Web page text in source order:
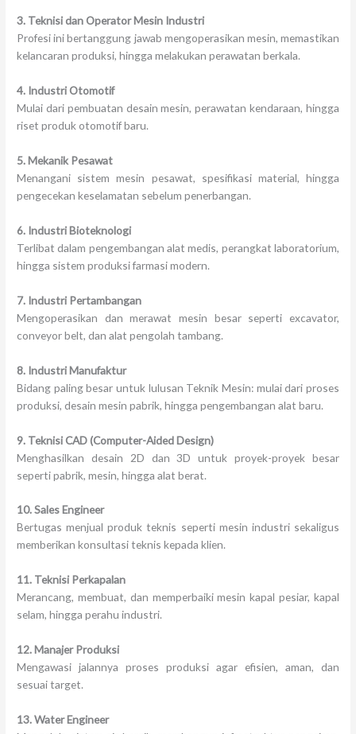
3. Teknisi dan Operator Mesin Industri
Profesi ini bertanggung jawab mengoperasikan mesin, memastikan
kelancaran produksi, hingga melakukan perawatan berkala.
4. Industri Otomotif
Mulai dari pembuatan desain mesin, perawatan kendaraan, hingga
riset produk otomotif baru.
5. Mekanik Pesawat
Menangani sistem mesin pesawat, spesifikasi material, hingga
pengecekan keselamatan sebelum penerbangan.
6. Industri Bioteknologi
Terlibat dalam pengembangan alat medis, perangkat laboratorium,
hingga sistem produksi farmasi modern.
7. Industri Pertambangan
Mengoperasikan dan merawat mesin besar seperti excavator,
conveyor belt, dan alat pengolah tambang.
8. Industri Manufaktur
Bidang paling besar untuk lulusan Teknik Mesin: mulai dari proses
produksi, desain mesin pabrik, hingga pengembangan alat baru.
9. Teknisi CAD (Computer-Aided Design)
Menghasilkan desain 2D dan 3D untuk proyek-proyek besar
seperti pabrik, mesin, hingga alat berat.
10. Sales Engineer
Bertugas menjual produk teknis seperti mesin industri sekaligus
memberikan konsultasi teknis kepada klien.
11. Teknisi Perkapalan
Merancang, membuat, dan memperbaiki mesin kapal pesiar, kapal
selam, hingga perahu industri.
12. Manajer Produksi
Mengawasi jalannya proses produksi agar efisien, aman, dan
sesuai target.
13. Water Engineer